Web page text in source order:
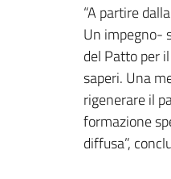
“A partire
Un impegno-
del Patto per
saperi. Una
rigenerare il
formazione
diffusa”,